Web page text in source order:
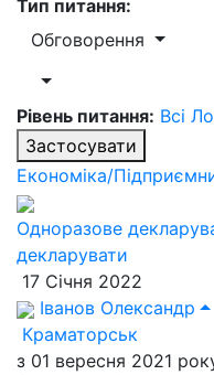
Тип питання:
Обговорення
Рівень питання: Всі
Застосувати
Економіка/
Одноразове
декларувати
17 Січня 2022
Іванов Олександр
Краматорськ
з 01 вересня 2021